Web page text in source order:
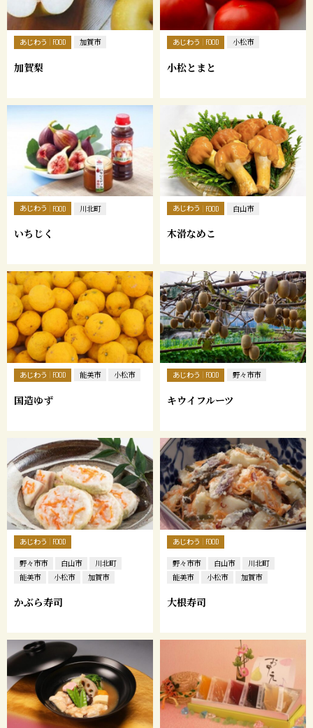
あじわう FOOD 加賀市
加賀梨
あじわう FOOD 小松市
小松とまと
あじわう FOOD 川北町
いちじく
あじわう FOOD 白山市
木滑なめこ
あじわう FOOD 能美市 小松市
国造ゆず
あじわう FOOD 野々市市
キウイフルーツ
あじわう FOOD
野々市市 白山市
川北町
能美市
小松市 加賀市
かぶら寿司
あじわう FOOD
野々市市 白山市
川北町
能美市
小松市 加賀市
大根寿司